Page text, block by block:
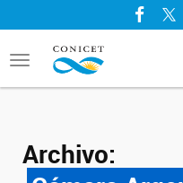
Toggle
navigation
Archivo: